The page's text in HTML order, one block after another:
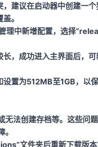
建议在启动器中创建一
。
理中新增配置，选择
，成功进入主界面后，可
置为512MB至1GB，以
法创建存档等。这些问
文件夹后重新下载版